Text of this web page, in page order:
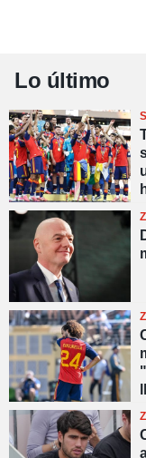
Lo último